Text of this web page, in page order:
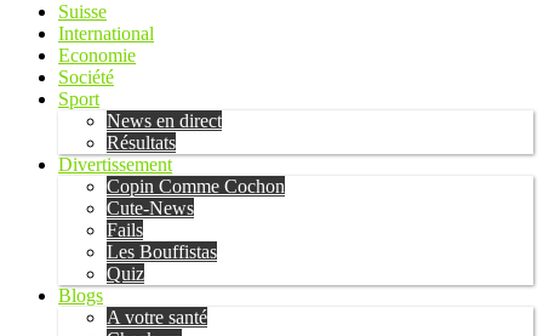
Suisse
International
Economie
Société
Sport
News en direct
Résultats
Divertissement
Copin Comme Cochon
Cute-News
Fails
Les Bouffistas
Quiz
Blogs
A votre santé